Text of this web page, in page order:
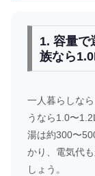
1. 容量で
族なら
一人暮らしな
うなら1.0〜
湯は約300〜
かり、電気代
しょう。